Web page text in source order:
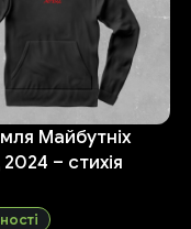
Майбутніх
– стихія